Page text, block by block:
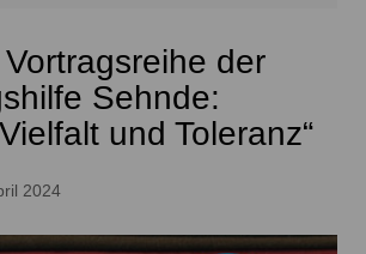
der
Sehnde:
und Toleranz“
2024